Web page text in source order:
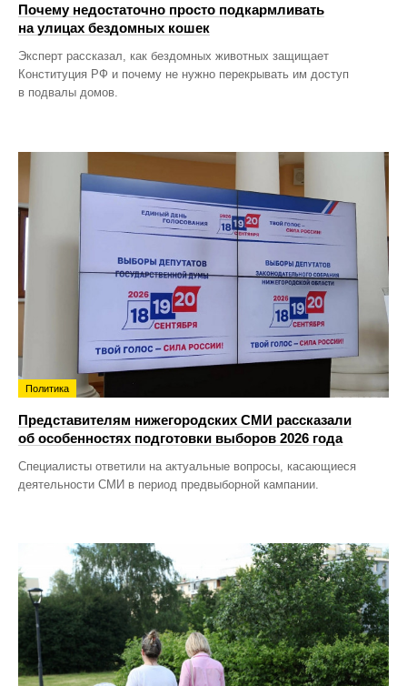
Почему недостаточно просто подкармливать
на улицах бездомных кошек
Эксперт рассказал, как бездомных животных защищает
Конституция РФ и почему не нужно перекрывать им доступ
в подвалы домов.
Политика
Представителям нижегородских СМИ рассказали
об особенностях подготовки выборов 2026 года
Специалисты ответили на актуальные вопросы, касающиеся
деятельности СМИ в период предвыборной кампании.